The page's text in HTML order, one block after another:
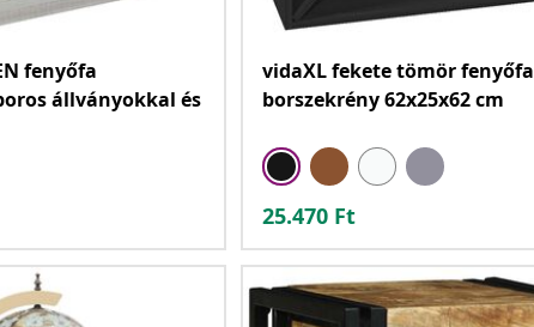
fenyőfa
állványokkal és
vidaXL fekete tömör fenyőfa
borszekrény 62x25x62 cm
25.470 Ft